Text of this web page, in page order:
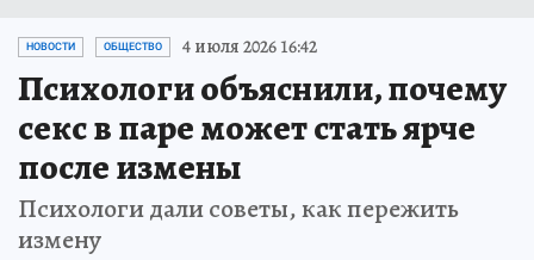
НОВОСТИ ОБЩЕСТВО 4 июля 2026 16:42
Психологи объяснили, почему
секс в паре может стать ярче
после измены
Психологи дали советы, как пережить
измену